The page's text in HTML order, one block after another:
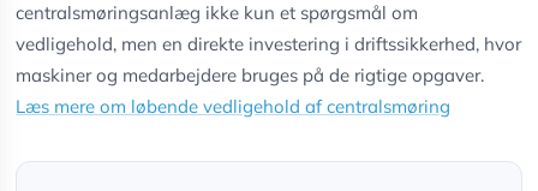
centralsmøringsanlæg ikke kun et spørgsmål om
vedligehold, men en direkte investering i driftssikkerhed, hvor
maskiner og medarbejdere bruges på de rigtige opgaver.
Læs mere om løbende vedligehold af centralsmøring